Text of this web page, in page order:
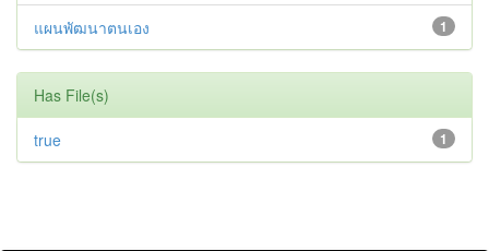
1
แผนพัฒนาตนเอง
Has File(s)
1
true